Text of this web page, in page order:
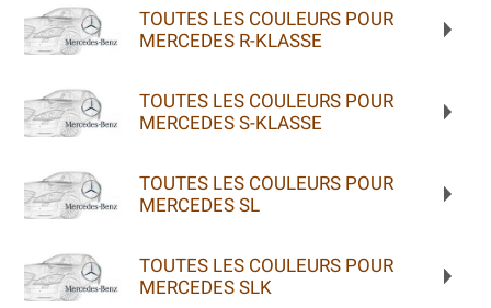
TOUTES LES COULEURS POUR
MERCEDES R-KLASSE
TOUTES LES COULEURS POUR
MERCEDES S-KLASSE
TOUTES LES COULEURS POUR
MERCEDES SL
TOUTES LES COULEURS POUR
MERCEDES SLK